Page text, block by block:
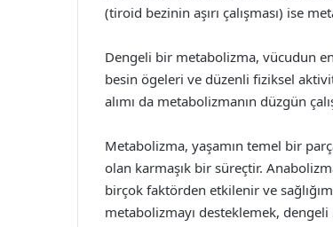
(tiroid bezinin aşırı çalışması) ise
Dengeli bir metabolizma, vücudun
besin ögeleri ve düzenli fiziksel
alımı da metabolizmanın düzgün
Metabolizma, yaşamın temel bir
olan karmaşık bir süreçtir.
birçok faktörden etkilenir ve
metabolizmayı desteklemek,